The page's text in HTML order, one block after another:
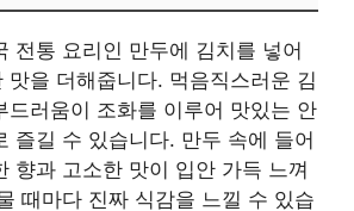
전통 요리인 만두에 김치를 넣어
맛을 더해줍니다. 먹음직스러운 김
드러움이 조화를 이루어 맛있는 안
즐길 수 있습니다. 만두 속에 들어
향과 고소한 맛이 입안 가득 느껴
때마다 진짜 식감을 느낄 수 있습